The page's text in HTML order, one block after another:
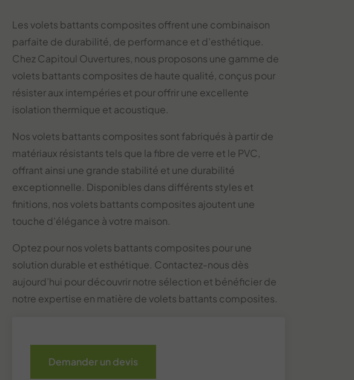
Les volets battants composites offrent une combinaison
parfaite de durabilité, de performance et d’esthétique.
Chez Capitoul Ouvertures, nous proposons une gamme de
volets battants composites de haute qualité, conçus pour
résister aux intempéries et pour offrir une excellente
isolation thermique et acoustique.
Nos volets battants composites sont fabriqués à partir de
matériaux résistants tels que la fibre de verre et le PVC,
offrant ainsi une grande stabilité et une durabilité
exceptionnelle. Disponibles dans différents styles et
finitions, nos volets battants composites ajoutent une
touche d’élégance à votre maison.
Optez pour nos volets battants composites pour une
solution durable et esthétique. Contactez-nous dès
aujourd’hui pour découvrir notre sélection et bénéficier de
notre expertise en matière de volets battants composites.
Demander un devis